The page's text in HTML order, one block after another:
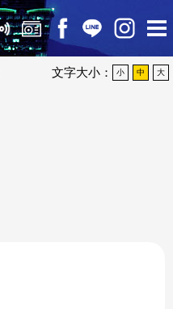
文字大小： 小 中 大